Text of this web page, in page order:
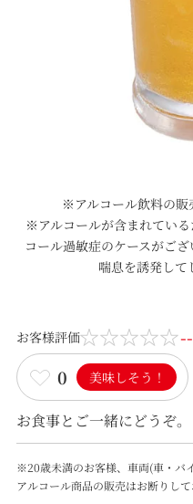
※アルコール飲料の販
※アルコールが含まれてい
コール過敏症のケースがご
喘息を誘発して
お客様評価
0 美味しそう！
お食事とご一緒にどうぞ。
※20歳未満のお客様、車両(車・バ
アルコール商品の販売はお断りして